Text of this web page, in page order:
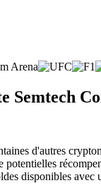
Semtech
d'autres
disponibles